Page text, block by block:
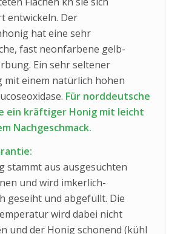
entwickeln. Der
hat eine sehr
fast neonfarbene gelb-
Ein sehr seltener
mit einem natürlich hohen
Für norddeutsche
ein kräftiger Honig mit leicht
Nachgeschmack.
stammt aus ausgesuchten
und wird imkerlich-
geseiht und abgefüllt. Die
wird dabei nicht
und der Honig schonend (kühl